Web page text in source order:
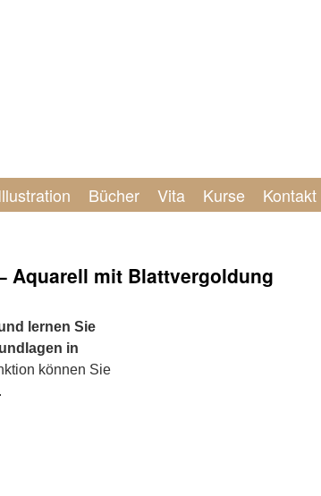
Bücher Vita Kurse Kontakt
Aquarell mit Blattvergoldung
lernen Sie
in
können Sie